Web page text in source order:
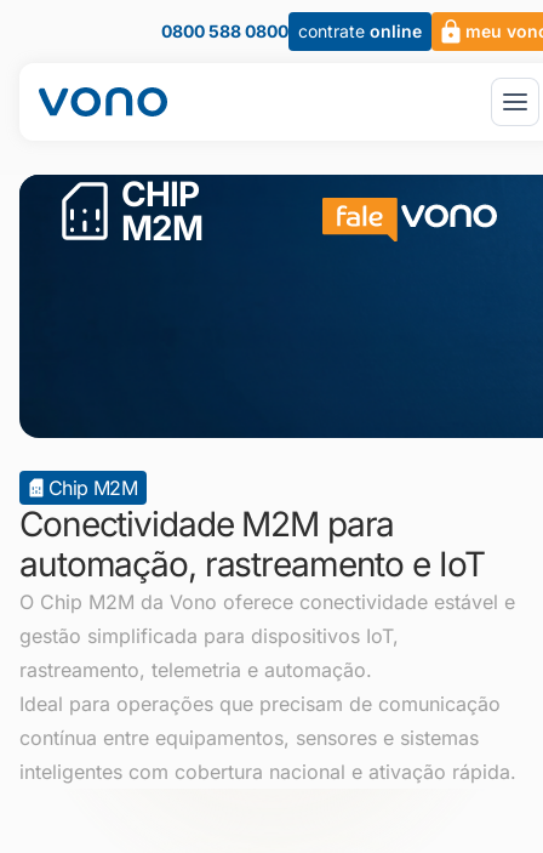
0800 588 0800 contrate online meu
CHIP
M2M
Chip M2M
Conectividade M2M para
automação, rastreamento e IoT
O Chip M2M da Vono oferece conectividade estável e
gestão simplificada para dispositivos IoT,
rastreamento, telemetria e automação.
Ideal para operações que precisam de comunicação
contínua entre equipamentos, sensores e sistemas
inteligentes com cobertura nacional e ativação rápida.